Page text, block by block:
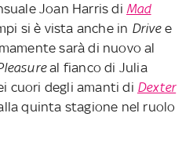
Joan Harris di Mad
si è vista anche in Drivee
sarà di nuovo al
al fianco di Julia
cuori degli amanti di Dexter
quinta stagione nel ruolo